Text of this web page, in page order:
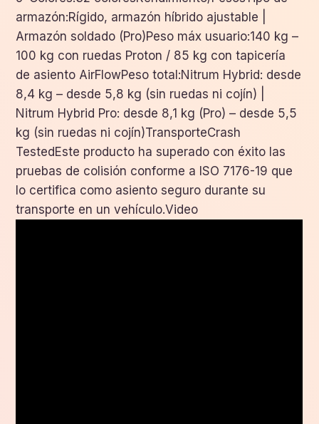
armazón:Rígido, armazón híbrido ajustable |
Armazón soldado (Pro)Peso máx usuario:140 kg –
100 kg con ruedas Proton / 85 kg con tapicería
de asiento AirFlowPeso total:Nitrum Hybrid: desde
8,4 kg – desde 5,8 kg (sin ruedas ni cojín) |
Nitrum Hybrid Pro: desde 8,1 kg (Pro) – desde 5,5
kg (sin ruedas ni cojín)TransporteCrash
TestedEste producto ha superado con éxito las
pruebas de colisión conforme a ISO 7176-19 que
lo certifica como asiento seguro durante su
transporte en un vehículo.Video